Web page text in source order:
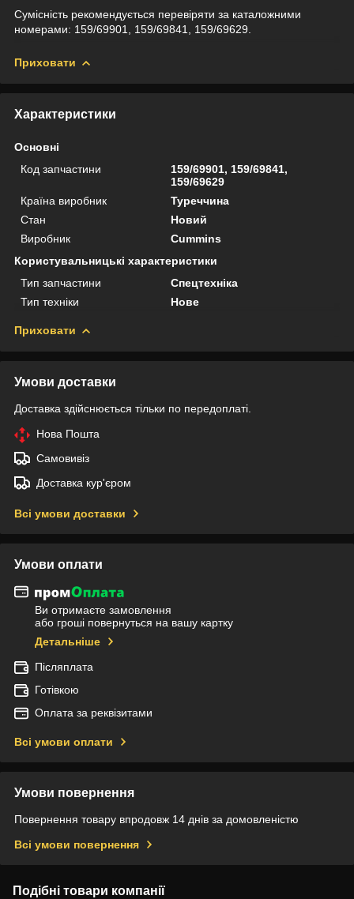
Сумісність рекомендується перевіряти за каталожними
номерами: 159/69901, 159/69841, 159/69629.
Приховати
Характеристики
Основні
Код запчастини
159/69901, 159/69841,
159/69629
Країна виробник
Туреччина
Стан
Новий
Виробник
Cummins
Користувальницькі характеристики
Тип запчастини
Спецтехніка
Тип техніки
Нове
Приховати
Умови доставки
Доставка здійснюється тільки по передоплаті.
Нова Пошта
Самовивіз
Доставка кур'єром
Всі умови доставки
Умови оплати
Ви отримаєте замовлення
або гроші повернуться на вашу картку
Детальніше
Післяплата
Готівкою
Оплата за реквізитами
Всі умови оплати
Умови повернення
Повернення товару впродовж 14 днів за домовленістю
Всі умови повернення
Подібні товари компанії